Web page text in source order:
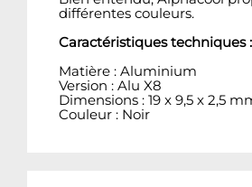
différentes couleurs.
Caractéristiques techniques :
Matière : Aluminium
Version : Alu X8
Dimensions : 19 x 9,5 x 2,5
Couleur : Noir